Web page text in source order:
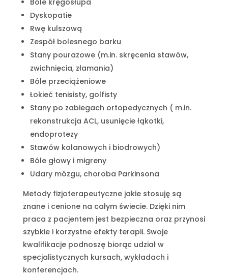
Bóle kręgosłupa
Dyskopatie
Rwę kulszową
Zespół bolesnego barku
Stany pourazowe (m.in. skręcenia stawów,
zwichnięcia, złamania)
Bóle przeciążeniowe
Łokieć tenisisty, golfisty
Stany po zabiegach ortopedycznych ( m.in.
rekonstrukcja ACL, usunięcie łąkotki,
endoprotezy
Stawów kolanowych i biodrowych)
Bóle głowy i migreny
Udary mózgu, choroba Parkinsona
Metody fizjoterapeutyczne jakie stosuję są
znane i cenione na całym świecie. Dzięki nim
praca z pacjentem jest bezpieczna oraz przynosi
szybkie i korzystne efekty terapii. Swoje
kwalifikacje podnoszę biorąc udział w
specjalistycznych kursach, wykładach i
konferencjach.